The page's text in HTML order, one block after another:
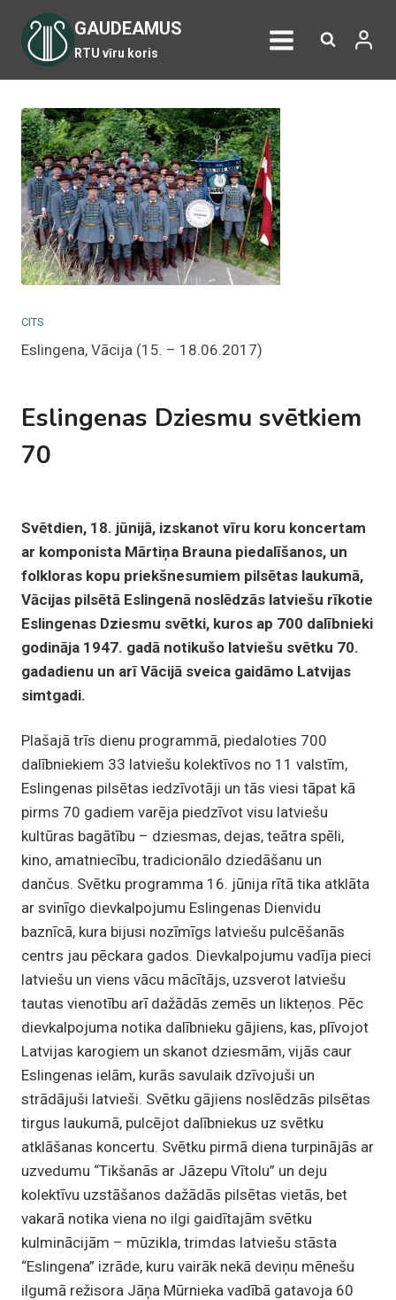
content
GAUDEAMUS
RTU vīru koris
CITS
Eslingena, Vācija (15. – 18.06.2017)
Eslingenas Dziesmu svētkiem
70
Svētdien, 18. jūnijā, izskanot vīru koru koncertam
ar komponista Mārtiņa Brauna piedalīšanos, un
folkloras kopu priekšnesumiem pilsētas laukumā,
Vācijas pilsētā Eslingenā noslēdzās latviešu rīkotie
Eslingenas Dziesmu svētki, kuros ap 700 dalībnieki
godināja 1947. gadā notikušo latviešu svētku 70.
gadadienu un arī Vācijā sveica gaidāmo Latvijas
simtgadi.
Plašajā trīs dienu programmā, piedaloties 700
dalībniekiem 33 latviešu kolektīvos no 11 valstīm,
Eslingenas pilsētas iedzīvotāji un tās viesi tāpat kā
pirms 70 gadiem varēja piedzīvot visu latviešu
kultūras bagātību – dziesmas, dejas, teātra spēli,
kino, amatniecību, tradicionālo dziedāšanu un
dančus. Svētku programma 16. jūnija rītā tika atklāta
ar svinīgo dievkalpojumu Eslingenas Dienvidu
baznīcā, kura bijusi nozīmīgs latviešu pulcēšanās
centrs jau pēckara gados. Dievkalpojumu vadīja pieci
latviešu un viens vācu mācītājs, uzsverot latviešu
tautas vienotību arī dažādās zemēs un likteņos. Pēc
dievkalpojuma notika dalībnieku gājiens, kas, plīvojot
Latvijas karogiem un skanot dziesmām, vijās caur
Eslingenas ielām, kurās savulaik dzīvojuši un
strādājuši latvieši. Svētku gājiens noslēdzās pilsētas
tirgus laukumā, pulcējot dalībniekus uz svētku
atklāšanas koncertu. Svētku pirmā diena turpinājās ar
uzvedumu “Tikšanās ar Jāzepu Vītolu” un deju
kolektīvu uzstāšanos dažādās pilsētas vietās, bet
vakarā notika viena no ilgi gaidītajām svētku
kulminācijām – mūzikla, trimdas latviešu stāsta
“Eslingena” izrāde, kuru vairāk nekā deviņu mēnešu
ilgumā režisora Jāņa Mūrnieka vadībā gatavoja 60